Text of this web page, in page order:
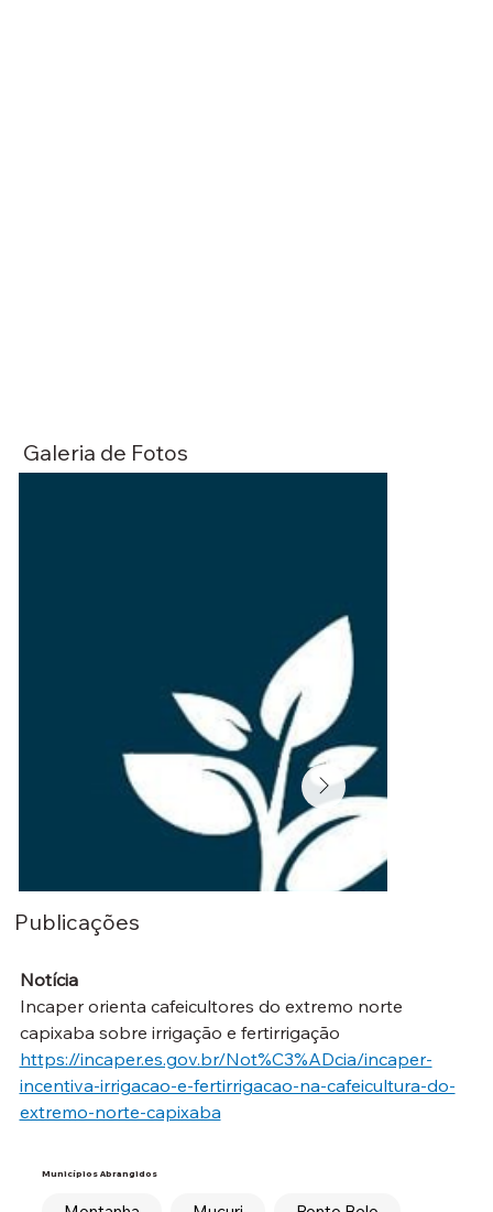
Galeria de Fotos
Publicações
Notícia
Incaper orienta cafeicultores do extremo norte
capixaba sobre irrigação e fertirrigação
https://incaper.es.gov.br/Not%C3%ADcia/incaper-
incentiva-irrigacao-e-fertirrigacao-na-cafeicultura-do-
extremo-norte-capixaba
Municípios Abrangidos